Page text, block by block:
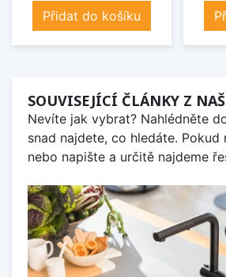
Přidat do košíku
SOUVISEJÍCÍ ČLÁNKY Z
Nevíte jak vybrat? Nahlédněte
snad najdete, co hledáte. Pokud
nebo napište a určitě najdeme